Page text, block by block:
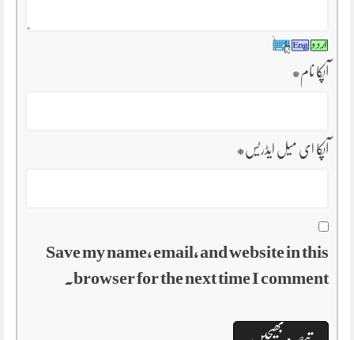
آپکا نام*
آپکا ای میل ایڈریس*
Save my name, email, and website in this
browser for the next time I comment.